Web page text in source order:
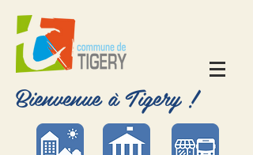
Bienvenue à Tigery !